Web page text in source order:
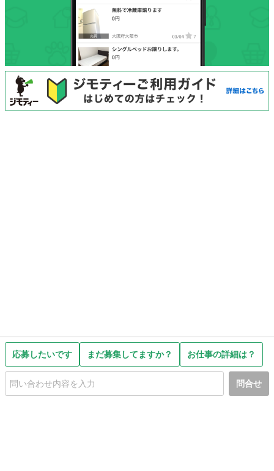
応募したいです まだ募集してますか？ お仕事の詳細は？
問合せ